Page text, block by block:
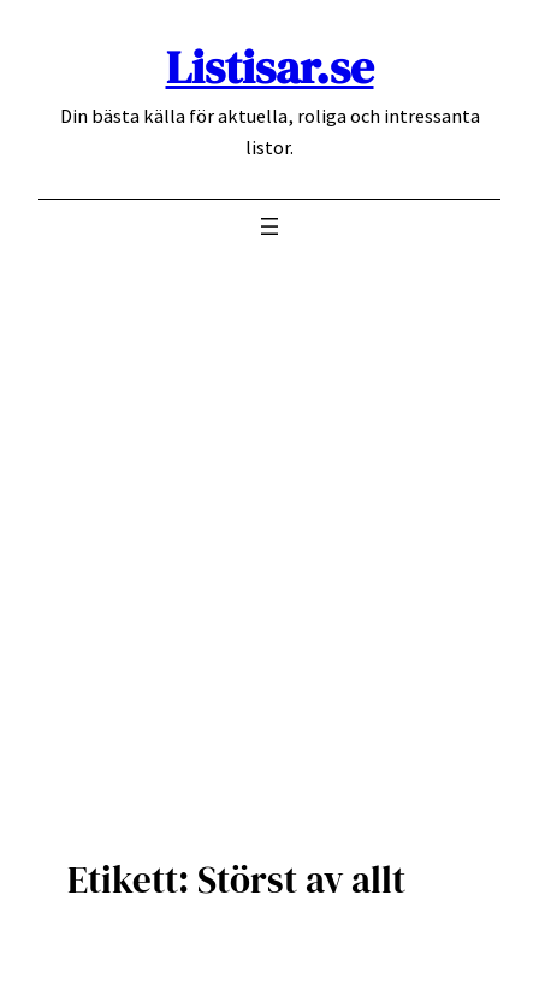
Listisar.se
Din bästa källa för aktuella, roliga och intressanta
listor.
Etikett: Störst av allt